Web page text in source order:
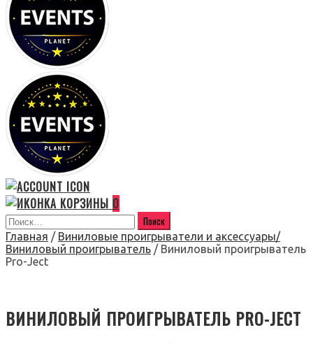
0
Главная / Виниловые проигрыватели и аксессуары/
Виниловый проигрыватель / Виниловый проигрыватель
Pro-Ject
ВИНИЛОВЫЙ ПРОИГРЫВАТЕЛЬ PRO-JECT